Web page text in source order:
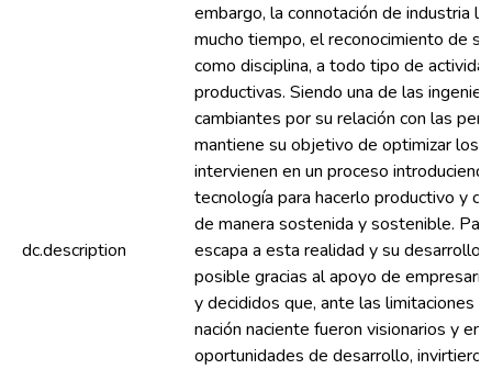
dc.description
embargo, la connotación de industria
mucho tiempo, el reconocimiento de
como disciplina, a todo tipo de
productivas. Siendo una de las
cambiantes por su relación con las
mantiene su objetivo de optimizar los
intervienen en un proceso
tecnología para hacerlo productivo y
de manera sostenida y sostenible.
escapa a esta realidad y su desarrollo
posible gracias al apoyo de
y decididos que, ante las limitaciones
nación naciente fueron visionarios y
oportunidades de desarrollo,